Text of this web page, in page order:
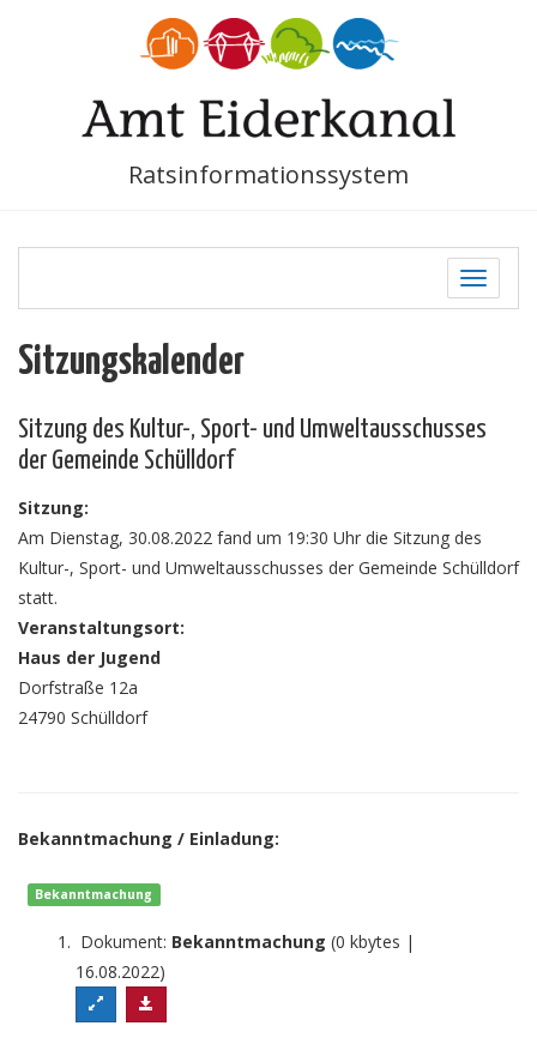
Ratsinformationssystem
Toggle
Sitzungskalender
Sitzung des Kultur-, Sport- und Umweltausschusses
der Gemeinde Schülldorf
Sitzung:
Am Dienstag, 30.08.2022 fand um 19:30 Uhr die Sitzung des
Kultur-, Sport- und Umweltausschusses der Gemeinde Schülldorf
statt.
Veranstaltungsort:
Haus der Jugend
Dorfstraße 12a
24790 Schülldorf
Bekanntmachung / Einladung:
Bekanntmachung
Dokument: Bekanntmachung (0 kbytes |
16.08.2022)